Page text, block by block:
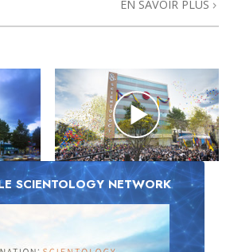
EN SAVOIR PLUS
SCIENTOLOGY NETWORK